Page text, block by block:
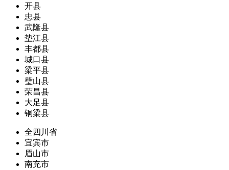
开县
忠县
武隆县
垫江县
丰都县
城口县
梁平县
璧山县
荣昌县
大足县
铜梁县
全四川省
宜宾市
眉山市
南充市